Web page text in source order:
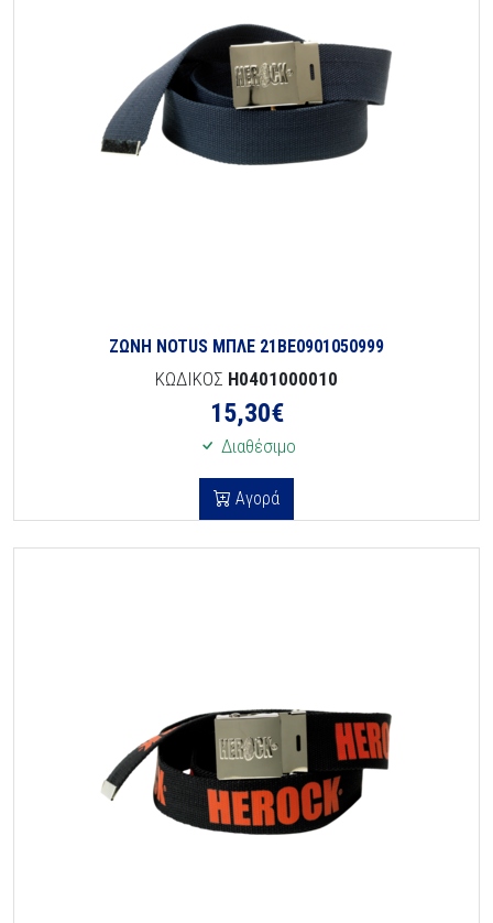
ΖΩΝΗ NOTUS ΜΠΛΕ 21BE0901050999
ΚΩΔΙΚΟΣ H0401000010
15,30€
Διαθέσιμο
Αγορά